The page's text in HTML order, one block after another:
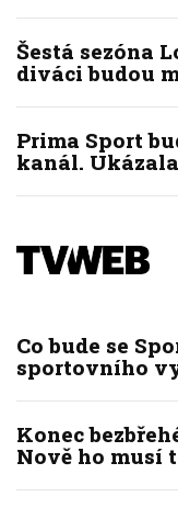
Šestá sezóna
diváci budou
Prima Sport
kanál.
Co bude se
sportovního
Konec
Nově ho musí